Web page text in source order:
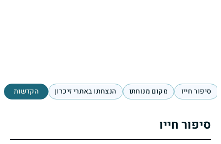
סיפור חייו מקום מנוחתו הנצחתו באתרי זיכרון הקדשות
סיפור חייו